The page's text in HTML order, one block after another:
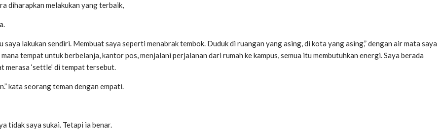
diharapkan melakukan yang terbaik,
lakukan sendiri. Membuat saya seperti menabrak tembok. Duduk di ruangan yang asing, di kota yang asing,” dengan air mata saya
tempat untuk berbelanja, kantor pos, menjalani perjalanan dari rumah ke kampus, semua itu membutuhkan energi. Saya berada
‘settle’ di tempat tersebut.
kata seorang teman dengan empati.
tidak saya sukai. Tetapi ia benar.